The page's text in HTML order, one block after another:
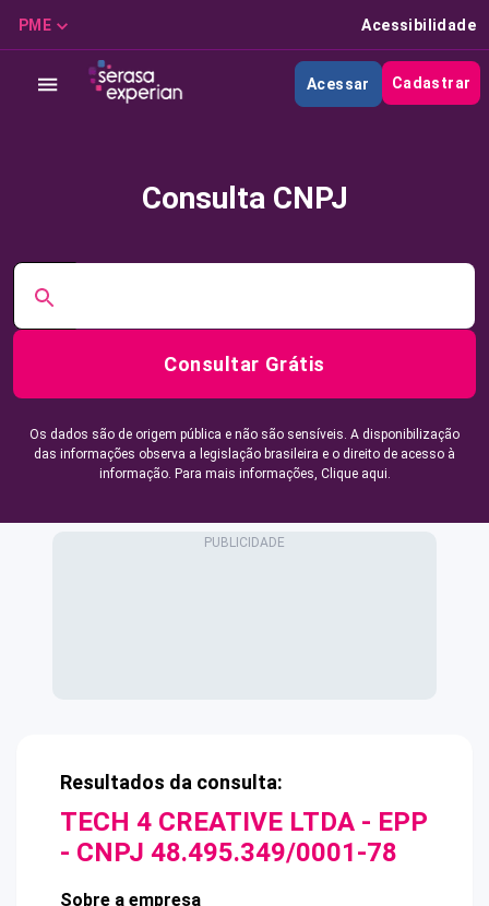
PME Acessibilidade
Acessar Cadastrar
Consulta CNPJ
Consultar Grátis
Os dados são de origem pública e não são sensíveis. A disponibilização
das informações observa a legislação brasileira e o direito de acesso à
informação. Para mais informações, Clique aqui.
Resultados da consulta:
TECH 4 CREATIVE LTDA - EPP
- CNPJ 48.495.349/0001-78
Sobre a empresa